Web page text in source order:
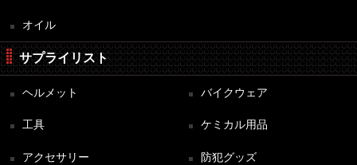
オイル
サプライリスト
ヘルメット バイクウェア
工具 ケミカル用品
アクセサリー 防犯グッズ